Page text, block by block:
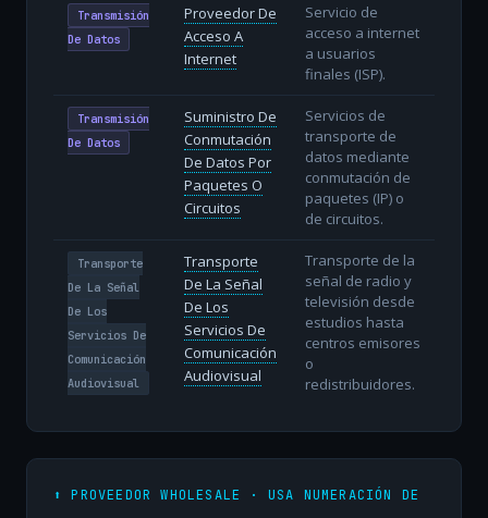
Transmisión
De Datos
Proveedor De
Acceso A
Internet
Servicio de
acceso a internet
a usuarios
finales (ISP).
Transmisión
De Datos
Suministro De
Conmutación
De Datos Por
Paquetes O
Circuitos
Servicios de
transporte de
datos mediante
conmutación de
paquetes (IP) o
de circuitos.
Transporte
De La Señal
De Los
Servicios De
Comunicación
Audiovisual
Transporte
De La Señal
De Los
Servicios De
Comunicación
Audiovisual
Transporte de la
señal de radio y
televisión desde
estudios hasta
centros emisores
o
redistribuidores.
⬆️ PROVEEDOR WHOLESALE · USA NUMERACIÓN DE